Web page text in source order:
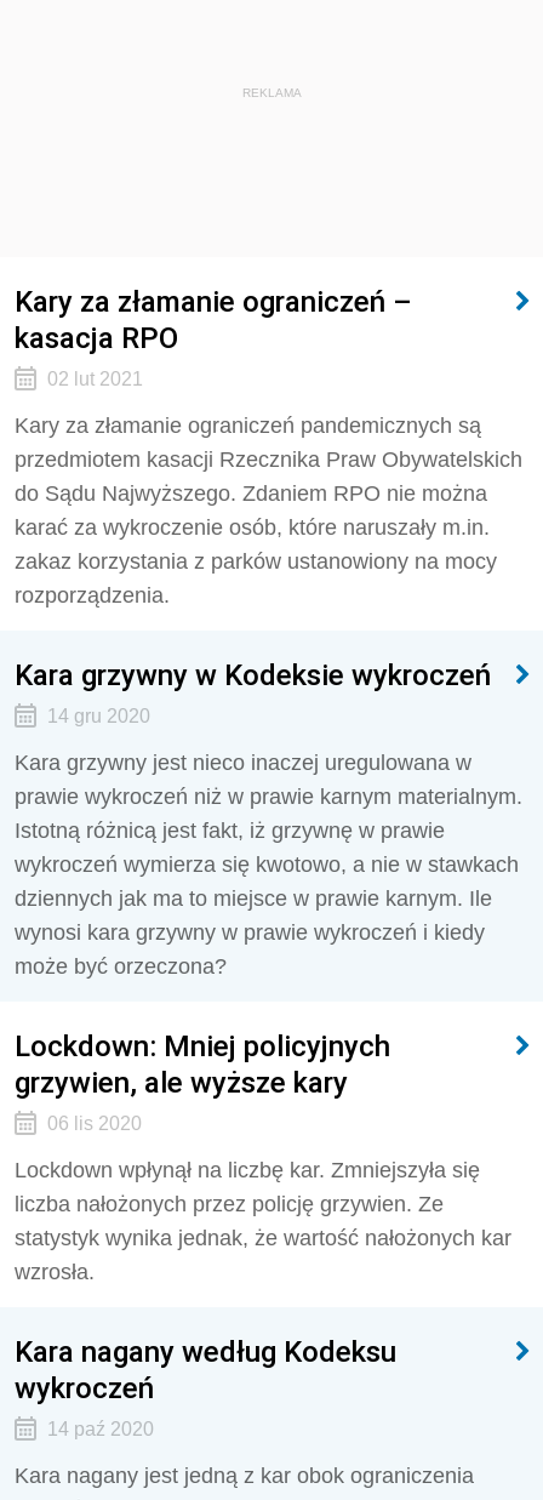
REKLAMA
Kary za złamanie ograniczeń –
kasacja RPO
02 lut 2021
Kary za złamanie ograniczeń pandemicznych są
przedmiotem kasacji Rzecznika Praw Obywatelskich
do Sądu Najwyższego. Zdaniem RPO nie można
karać za wykroczenie osób, które naruszały m.in.
zakaz korzystania z parków ustanowiony na mocy
rozporządzenia.
Kara grzywny w Kodeksie wykroczeń
14 gru 2020
Kara grzywny jest nieco inaczej uregulowana w
prawie wykroczeń niż w prawie karnym materialnym.
Istotną różnicą jest fakt, iż grzywnę w prawie
wykroczeń wymierza się kwotowo, a nie w stawkach
dziennych jak ma to miejsce w prawie karnym. Ile
wynosi kara grzywny w prawie wykroczeń i kiedy
może być orzeczona?
Lockdown: Mniej policyjnych
grzywien, ale wyższe kary
06 lis 2020
Lockdown wpłynął na liczbę kar. Zmniejszyła się
liczba nałożonych przez policję grzywien. Ze
statystyk wynika jednak, że wartość nałożonych kar
wzrosła.
Kara nagany według Kodeksu
wykroczeń
14 paź 2020
Kara nagany jest jedną z kar obok ograniczenia